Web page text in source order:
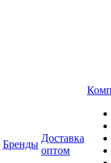
Бренды
Доставка
оптом